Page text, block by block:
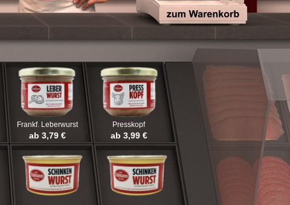
Frankf. Leberwurst
ab 3,79 €
Presskopf
ab 3,99 €